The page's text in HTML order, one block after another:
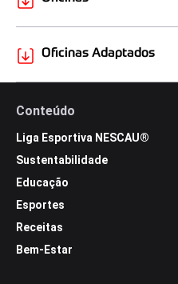
Oficinas Adaptados
Conteúdo
Liga Esportiva NESCAU®
Sustentabilidade
Educação
Esportes
Receitas
Bem-Estar